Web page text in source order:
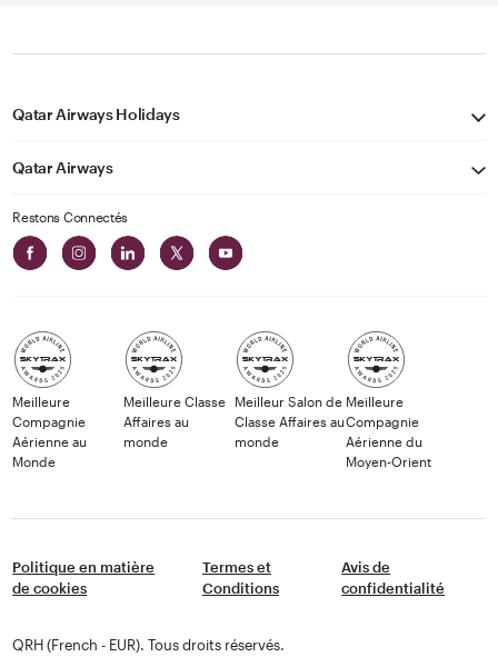
Qatar Airways Holidays
Qatar Airways
Restons Connectés
Meilleure
Compagnie
Aérienne au
Monde
Meilleure Classe
Affaires au
monde
Meilleur Salon de
Classe Affaires au
monde
Meilleure
Compagnie
Aérienne du
Moyen-Orient
Politique en matière
de cookies
Termes et
Conditions
Avis de
confidentialité
QRH (French - EUR). Tous droits réservés.